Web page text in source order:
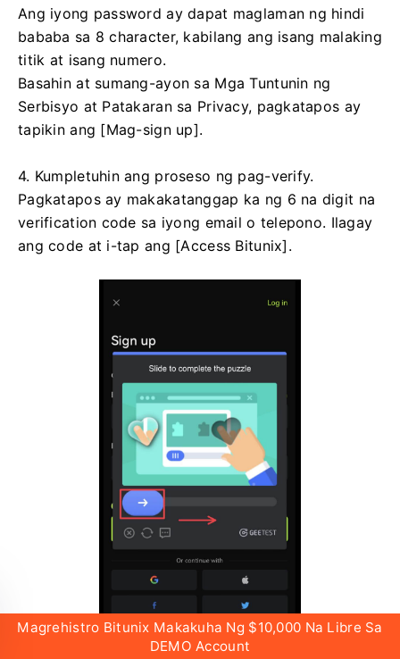
Ang iyong password ay dapat maglaman ng hindi
bababa sa 8 character, kabilang ang isang malaking
titik at isang numero.
Basahin at sumang-ayon sa Mga Tuntunin ng
Serbisyo at Patakaran sa Privacy, pagkatapos ay
tapikin ang [Mag-sign up].
4. Kumpletuhin ang proseso ng pag-verify.
Pagkatapos ay makakatanggap ka ng 6 na digit na
verification code sa iyong email o telepono. Ilagay
ang code at i-tap ang [Access Bitunix].
Magrehistro Bitunix Makakuha Ng $10,000 Na Libre Sa
DEMO Account